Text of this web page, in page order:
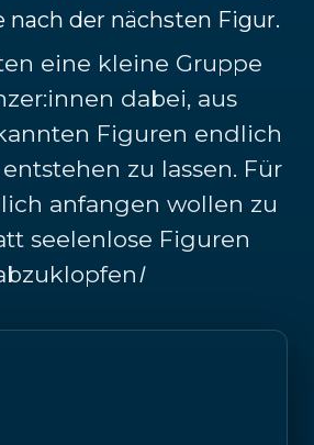
nach der nächsten Figur.
eine kleine Gruppe
dabei, aus
Figuren endlich
zu lassen. Für
anfangen wollen zu
seelenlose Figuren
I